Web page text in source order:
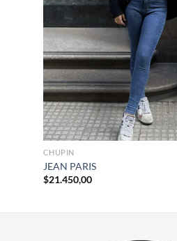
+
CHUPIN
JEAN PARIS
$21.450,00